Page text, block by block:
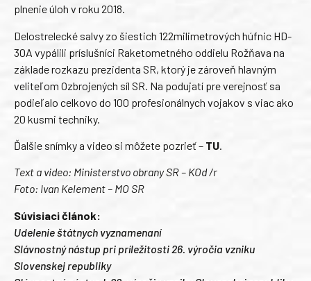
plnenie úloh v roku 2018.
Delostrelecké salvy zo šiestich 122milimetrových húfnic HD-
30A vypálili príslušníci Raketometného oddielu Rožňava na
základe rozkazu prezidenta SR, ktorý je zároveň hlavným
veliteľom Ozbrojených síl SR. Na podujatí pre verejnosť sa
podieľalo celkovo do 100 profesionálnych vojakov s viac ako
20 kusmi techniky.
Ďalšie snímky a video si môžete pozrieť – TU.
Text a video: Ministerstvo obrany SR – KOd /r
Foto: Ivan Kelement – MO SR
Súvisiaci článok:
Udelenie štátnych vyznamenaní
Slávnostný nástup pri príležitosti 26. výročia vzniku
Slovenskej republiky